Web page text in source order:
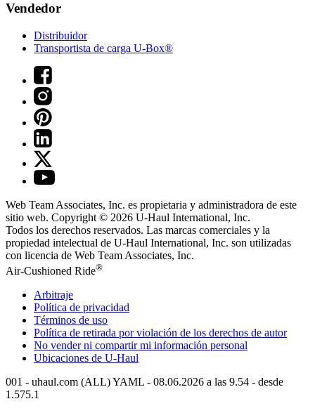
Vendedor
Distribuidor
Transportista de carga U-Box®
Web Team Associates, Inc. es propietaria y administradora de este
sitio web. Copyright © 2026 U-Haul International, Inc.
Todos los derechos reservados. Las marcas comerciales y la
propiedad intelectual de U-Haul International, Inc. son utilizadas
con licencia de Web Team Associates, Inc.
Air-Cushioned Ride®
Arbitraje
Política de privacidad
Términos de uso
Política de retirada por violación de los derechos de autor
No vender ni compartir mi información personal
Ubicaciones de U-Haul
001 - uhaul.com (ALL) YAML - 08.06.2026 a las 9.54 - desde
1.575.1